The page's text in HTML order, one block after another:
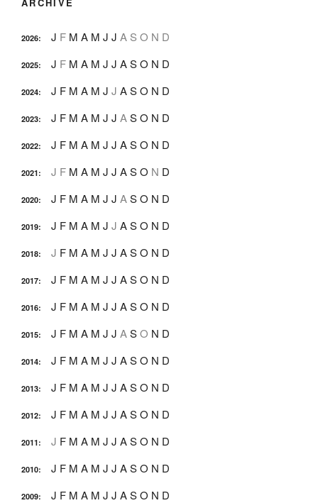
2026: J F M A M J J A S O N D
2025: J F M A M J J ASO N D
2024: J F M A M J J ASO N D
2023: J F M A M J J ASO N D
2022: J F M A M J J ASO N D
2021: J F M A M J J ASO N D
2020: J F M A M J J ASO N D
2019: J F M A M J J ASO N D
2018: J F M A M J J ASO N D
2017: J F M A M J J ASO N D
2016: J F M A M J J ASO N D
2015: J F M A M J J ASO N D
2014: J F M A M J J ASO N D
2013: J F M A M J J ASO N D
2012: J F M A M J J ASO N D
2011: J F M A M J J ASO N D
2010: J F M A M J J ASO N D
2009: J F M A M J J ASO N D